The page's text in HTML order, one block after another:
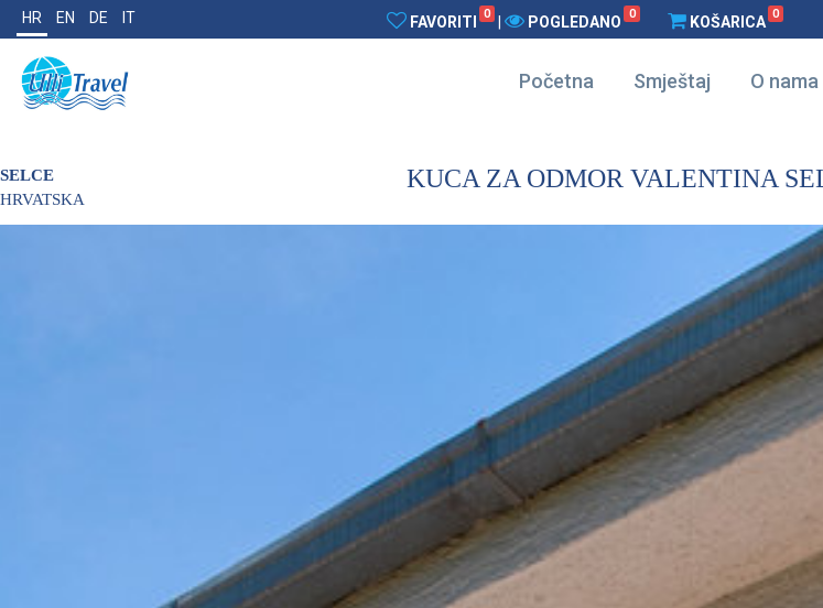
HR EN DE IT FAVORITI 0 POGLEDANO 0 KOŠARICA 0
Početna Smještaj O nama
KUCA ZA ODMOR VALENTINA
SELCE
HRVATSKA